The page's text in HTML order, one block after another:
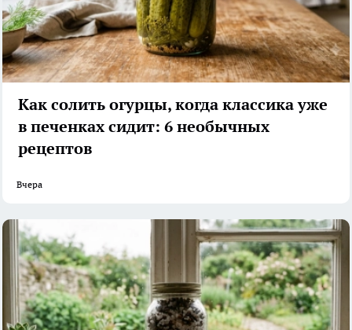
Как солить огурцы, когда классика уже
в печенках сидит: 6 необычных
рецептов
Вчера